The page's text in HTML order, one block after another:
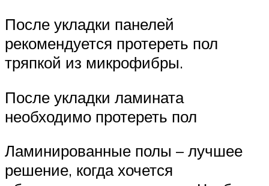
После укладки панелей
рекомендуется протереть пол
тряпкой из микрофибры.
После укладки ламината
необходимо протереть пол
Ламинированные полы – лучшее
решение, когда хочется